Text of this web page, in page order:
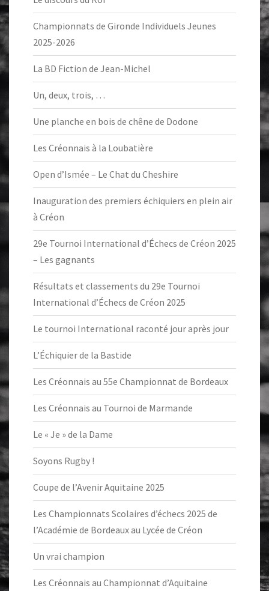
Championnats de Gironde Individuels Jeunes
2025-2026
La BD Fiction de Jean-Michel
Un, deux, trois, …
Une planche en bois de chêne de Dodone
Les Créonnais à la Loubatière
Open d’Ismée – Le Chat du Cheshire
Inauguration des premiers échiquiers en plein air
à Créon
29e Tournoi International d’Échecs de Créon 2025
– Les gagnants
Résultats et classements du 29e Tournoi
International d’Échecs de Créon 2025
Le tournoi International raconté jour après jour
L’Échiquier de la Bastide
Les Créonnais au 55e Championnat de Bordeaux
Les Créonnais au Tournoi de Marmande
Le « Je » de la Dame
Soyons Rugby !
Coupe de l’Avenir Aquitaine 2025
Les Championnats Scolaires d’échecs 2025 de
l’Académie de Bordeaux au Lycée de Créon
Un vrai champion
Les Créonnais au Championnat d’Aquitaine